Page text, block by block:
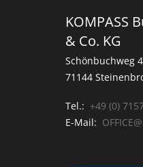
KOMPASS
& Co. KG
Schönbuchweg 4
71144
Tel.: +49 (0)
E-Mail: